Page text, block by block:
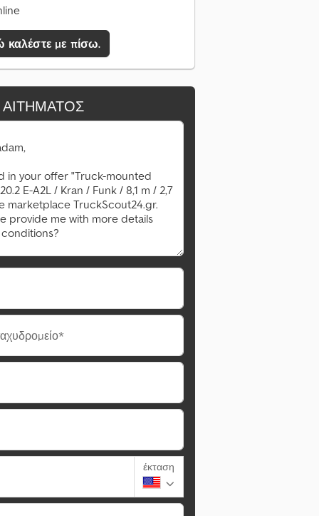
με πίσω.
έκταση